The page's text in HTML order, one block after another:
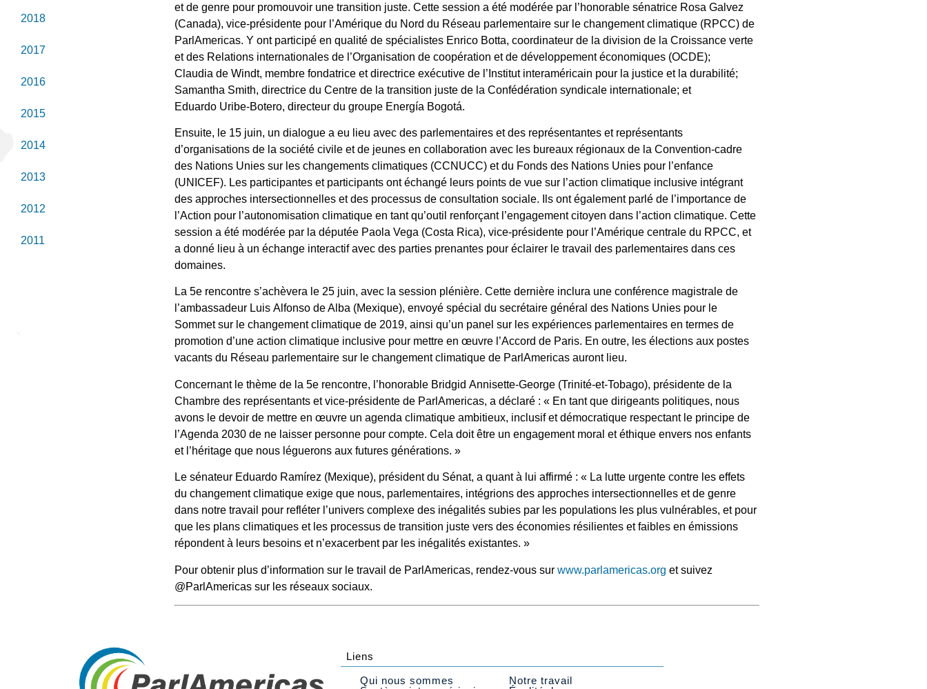
2018
2017
2016
2015
2014
2013
2012
2011
et de genre pour promouvoir une transition juste. Cette session a été modérée par l’honorable sénatrice Rosa Galvez
(Canada), vice-présidente pour l’Amérique du Nord du Réseau parlementaire sur le changement climatique (RPCC) de
ParlAmericas. Y ont participé en qualité de spécialistes Enrico Botta, coordinateur de la division de la Croissance verte
et des Relations internationales de l’Organisation de coopération et de développement économiques (OCDE);
Claudia de Windt, membre fondatrice et directrice exécutive de l’Institut interaméricain pour la justice et la durabilité;
Samantha Smith, directrice du Centre de la transition juste de la Confédération syndicale internationale; et
Eduardo Uribe-Botero, directeur du groupe Energía Bogotá.
Ensuite, le 15 juin, un dialogue a eu lieu avec des parlementaires et des représentantes et représentants
d’organisations de la société civile et de jeunes en collaboration avec les bureaux régionaux de la Convention-cadre
des Nations Unies sur les changements climatiques (CCNUCC) et du Fonds des Nations Unies pour l’enfance
(UNICEF). Les participantes et participants ont échangé leurs points de vue sur l’action climatique inclusive intégrant
des approches intersectionnelles et des processus de consultation sociale. Ils ont également parlé de l’importance de
l’Action pour l’autonomisation climatique en tant qu’outil renforçant l’engagement citoyen dans l’action climatique. Cette
session a été modérée par la députée Paola Vega (Costa Rica), vice-présidente pour l’Amérique centrale du RPCC, et
a donné lieu à un échange interactif avec des parties prenantes pour éclairer le travail des parlementaires dans ces
domaines.
La 5e rencontre s’achèvera le 25 juin, avec la session plénière. Cette dernière inclura une conférence magistrale de
l’ambassadeur Luis Alfonso de Alba (Mexique), envoyé spécial du secrétaire général des Nations Unies pour le
Sommet sur le changement climatique de 2019, ainsi qu’un panel sur les expériences parlementaires en termes de
promotion d’une action climatique inclusive pour mettre en œuvre l’Accord de Paris. En outre, les élections aux postes
vacants du Réseau parlementaire sur le changement climatique de ParlAmericas auront lieu.
Concernant le thème de la 5e rencontre, l’honorable Bridgid Annisette-George (Trinité-et-Tobago), présidente de la
Chambre des représentants et vice-présidente de ParlAmericas, a déclaré : « En tant que dirigeants politiques, nous
avons le devoir de mettre en œuvre un agenda climatique ambitieux, inclusif et démocratique respectant le principe de
l’Agenda 2030 de ne laisser personne pour compte. Cela doit être un engagement moral et éthique envers nos enfants
et l’héritage que nous léguerons aux futures générations. »
Le sénateur Eduardo Ramírez (Mexique), président du Sénat, a quant à lui affirmé : « La lutte urgente contre les effets
du changement climatique exige que nous, parlementaires, intégrions des approches intersectionnelles et de genre
dans notre travail pour refléter l’univers complexe des inégalités subies par les populations les plus vulnérables, et pour
que les plans climatiques et les processus de transition juste vers des économies résilientes et faibles en émissions
répondent à leurs besoins et n’exacerbent par les inégalités existantes. »
Pour obtenir plus d’information sur le travail de ParlAmericas, rendez-vous surwww.parlamericas.org et suivez
@ParlAmericas sur les réseaux sociaux.
Liens
Qui nous sommes
Notre travail